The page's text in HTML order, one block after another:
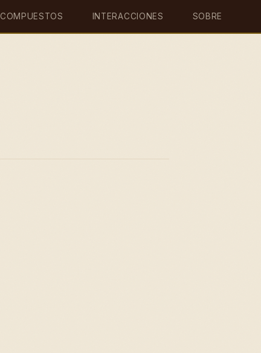
COMPUESTOS INTERACCIONES SOBRE